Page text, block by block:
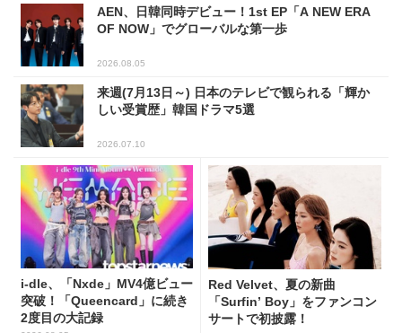
AEN、日韓同時デビュー！1st EP「A NEW ERA
OF NOW」でグローバルな第一歩
2026.08.05
来週(7月13日～) 日本のテレビで観られる「輝か
しい受賞歴」韓国ドラマ5選
2026.07.10
i-dle、「Nxde」MV4億ビュー
突破！「Queencard」に続き
2度目の大記録
Red Velvet、夏の新曲
「Surfin’ Boy」をファンコン
サートで初披露！